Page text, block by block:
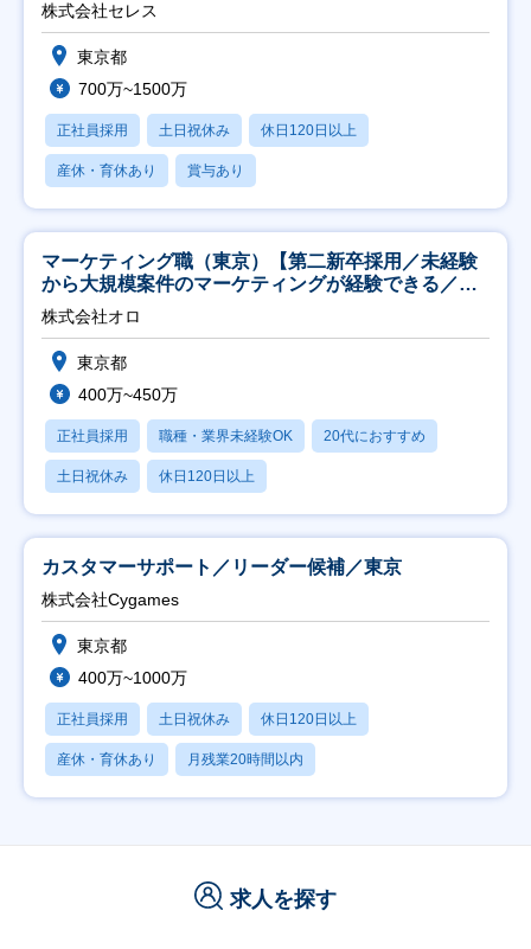
株式会社セレス
東京都
700万~1500万
正社員採用 土日祝休み 休日120日以上
産休・育休あり 賞与あり
マーケティング職（東京）【第二新卒採用／未経験
から大規模案件のマーケティングが経験できる／研
修充実】
株式会社オロ
東京都
400万~450万
正社員採用 職種・業界未経験OK 20代におすすめ
土日祝休み 休日120日以上
カスタマーサポート／リーダー候補／東京
株式会社Cygames
東京都
400万~1000万
正社員採用 土日祝休み 休日120日以上
産休・育休あり 月残業20時間以内
求人を探す